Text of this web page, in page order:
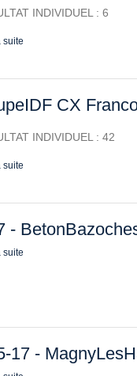
INDIVIDUEL : 6
suite
CX
INDIVIDUEL : 42
suite
-
suite
17 -